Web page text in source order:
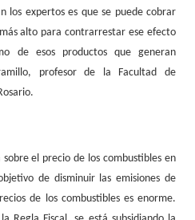
los expertos es que se puede cobrar
alto para contrarrestar ese efecto
de esos productos que generan
profesor de la Facultad de
el precio de los combustibles en
de disminuir las emisiones de
de los combustibles es enorme.